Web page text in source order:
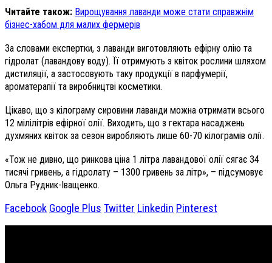
Читайте також: Вирощування лаванди може стати справжнім
бізнес-хабом для малих фермерів
За словами експертки, з лаванди виготовляють ефірну олію та
гідролат (лавандову воду). Її отримують з квіток рослини шляхом
дистиляції, а застосовують таку продукції в парфумерії,
ароматерапії та виробництві косметики.
Цікаво, що з кілограму сировини лаванди можна отримати всього
12 мілілітрів ефірної олії. Виходить, що з гектара насаджень
духмяних квіток за сезон виробляють лише 60-70 кілограмів олії.
«Тож не дивно, що ринкова ціна 1 літра лавандової олії сягає 34
тисячі гривень, а гідролату – 1300 гривень за літр», – підсумовує
Ольга Рудник-Іващенко.
Facebook Google Plus Twitter Linkedin Pinterest